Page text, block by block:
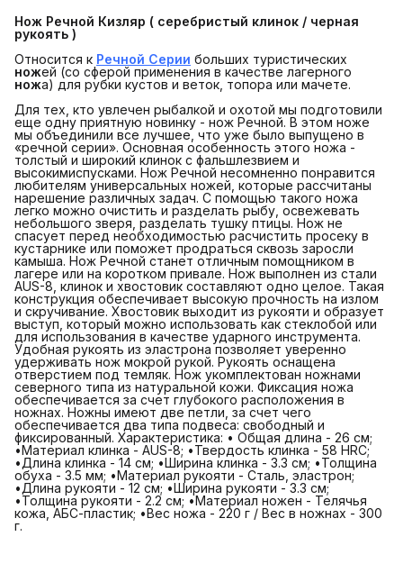
Нож Речной Кизляр ( серебристый клинок / черная
рукоять )
Относится к Речной Серии больших туристических
ножей (со сферой применения в качестве лагерного
ножа) для рубки кустов и веток, топора или мачете.
Для тех, кто увлечен рыбалкой и охотой мы подготовили
еще одну приятную новинку - нож Речной. В этом ноже
мы объединили все лучшее, что уже было выпущено в
«речной серии». Основная особенность этого ножа -
толстый и широкий клинок с фальшлезвием и
высокимиспусками. Нож Речной несомненно понравится
любителям универсальных ножей, которые рассчитаны
нарешение различных задач. С помощью такого ножа
легко можно очистить и разделать рыбу, освежевать
небольшого зверя, разделать тушку птицы. Нож не
спасует перед необходимостью расчистить просеку в
кустарнике или поможет продраться сквозь заросли
камыша. Нож Речной станет отличным помощником в
лагере или на коротком привале. Нож выполнен из стали
AUS-8, клинок и хвостовик составляют одно целое. Такая
конструкция обеспечивает высокую прочность на излом
и скручивание. Хвостовик выходит из рукояти и образует
выступ, который можно использовать как стеклобой или
для использования в качестве ударного инструмента.
Удобная рукоять из эластрона позволяет уверенно
удерживать нож мокрой рукой. Рукоять оснащена
отверстием под темляк. Нож укомплектован ножнами
северного типа из натуральной кожи. Фиксация ножа
обеспечивается за счет глубокого расположения в
ножнах. Ножны имеют две петли, за счет чего
обеспечивается два типа подвеса: свободный и
фиксированный. Характеристика: • Общая длина - 26 см;
•Материал клинка - AUS-8; •Твердость клинка - 58 HRC;
•Длина клинка - 14 см; •Ширина клинка - 3.3 см; •Толщина
обуха - 3.5 мм; •Материал рукояти - Сталь, эластрон;
•Длина рукояти - 12 см; •Ширина рукояти - 3.3 см;
•Толщина рукояти - 2.2 см; •Материал ножен - Телячья
кожа, АБС-пластик; •Вес ножа - 220 г / Вес в ножнах - 300
г.